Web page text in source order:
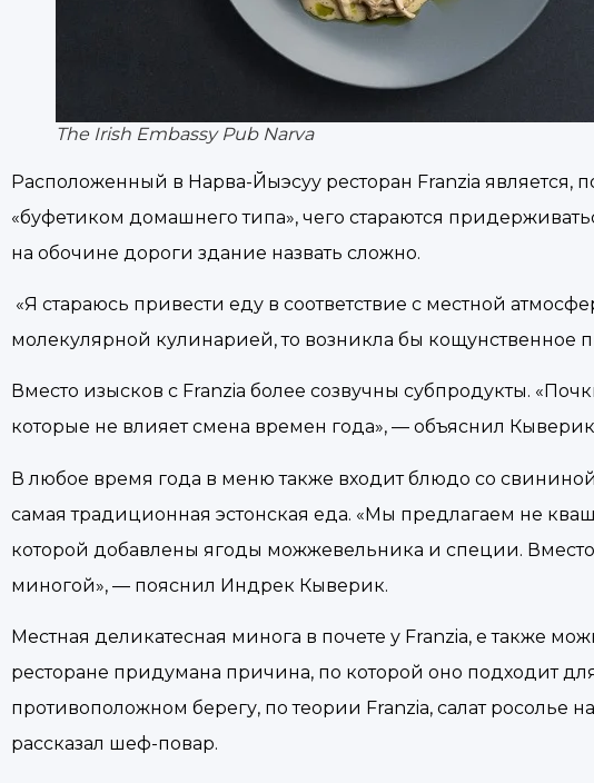
The Irish Embassy Pub Narva
Расположенный в Нарва-Йыэсуу ресторан Franzia
«буфетиком домашнего типа», чего стараются
на обочине дороги здание назвать сложно.
«Я стараюсь привести еду в соответствие с местной
молекулярной кулинарией, то возникла бы
Вместо изысков с Franzia более созвучны субпродукты.
которые не влияет смена времен года», — объяснил
В любое время года в меню также входит блюдо со
самая традиционная эстонская еда. «Мы предлагаем не
которой добавлены ягоды можжевельника и специи.
миногой», — пояснил Индрек Кыверик.
Местная деликатесная минога в почете у Franzia, е также
ресторане придумана причина, по которой оно подходит
противоположном берегу, по теории Franzia, салат росолье
рассказал шеф-повар.